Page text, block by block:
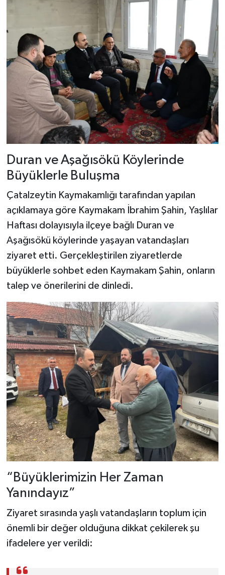
Duran ve Aşağısökü Köylerinde
Büyüklerle Buluşma
Çatalzeytin Kaymakamlığı tarafından yapılan
açıklamaya göre Kaymakam İbrahim Şahin, Yaşlılar
Haftası dolayısıyla ilçeye bağlı Duran ve
Aşağısökü köylerinde yaşayan vatandaşları
ziyaret etti. Gerçekleştirilen ziyaretlerde
büyüklerle sohbet eden Kaymakam Şahin, onların
talep ve önerilerini de dinledi.
“Büyüklerimizin Her Zaman
Yanındayız”
Ziyaret sırasında yaşlı vatandaşların toplum için
önemli bir değer olduğuna dikkat çekilerek şu
ifadelere yer verildi:
Taşköprü Haberleri
Tosya Haberleri
Karadeniz Haberleri
Ulusal Haberler
Teknoloji Haberleri
Siyaset Haberleri
Dünya Haberleri
Haber Arşivi